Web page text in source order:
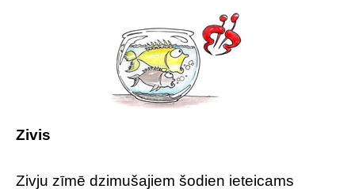
Zivis
Zivju zīmē dzimušajiem šodien ieteicams